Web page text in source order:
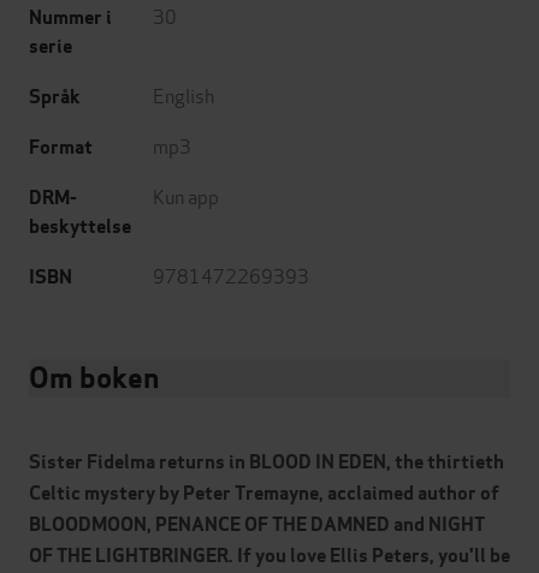
Nummer i
serie
30
Språk English
Format mp3
DRM-
beskyttelse
Kun app
ISBN 9781472269393
Om boken
Sister Fidelma returns in BLOOD IN EDEN, the thirtieth
Celtic mysteryby Peter Tremayne, acclaimed author of
BLOODMOON, PENANCE OF THE DAMNED and NIGHT
OF THE LIGHTBRINGER. If you love Ellis Peters, you'll be